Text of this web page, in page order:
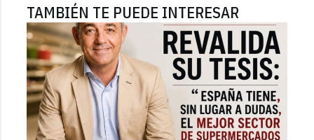
TAMBIÉN TE PUEDE INTERESAR